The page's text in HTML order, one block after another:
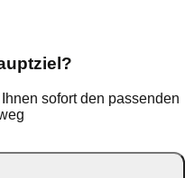
sofort den passenden